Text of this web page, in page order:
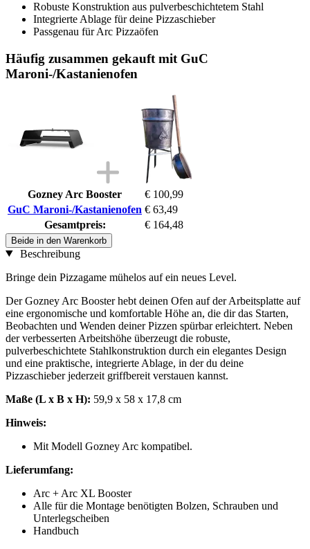
Robuste Konstruktion aus pulverbeschichtetem Stahl
Integrierte Ablage für deine Pizzaschieber
Passgenau für Arc Pizzaöfen
Häufig zusammen gekauft mit GuC
Maroni-/Kastanienofen
Gozney Arc Booster
€ 100,99
GuC Maroni-/Kastanienofen € 63,49
Gesamtpreis:
€ 164,48
Beide in den Warenkorb
Beschreibung
Bringe dein Pizzagame mühelos auf ein neues Level.
Der Gozney Arc Booster hebt deinen Ofen auf der Arbeitsplatte auf
eine ergonomische und komfortable Höhe an, die dir das Starten,
Beobachten und Wenden deiner Pizzen spürbar erleichtert. Neben
der verbesserten Arbeitshöhe überzeugt die robuste,
pulverbeschichtete Stahlkonstruktion durch ein elegantes Design
und eine praktische, integrierte Ablage, in der du deine
Pizzaschieber jederzeit griffbereit verstauen kannst.
Maße (L x B x H): 59,9 x 58 x 17,8 cm
Hinweis:
Mit Modell Gozney Arc kompatibel.
Lieferumfang:
Arc + Arc XL Booster
Alle für die Montage benötigten Bolzen, Schrauben und
Unterlegscheiben
Handbuch